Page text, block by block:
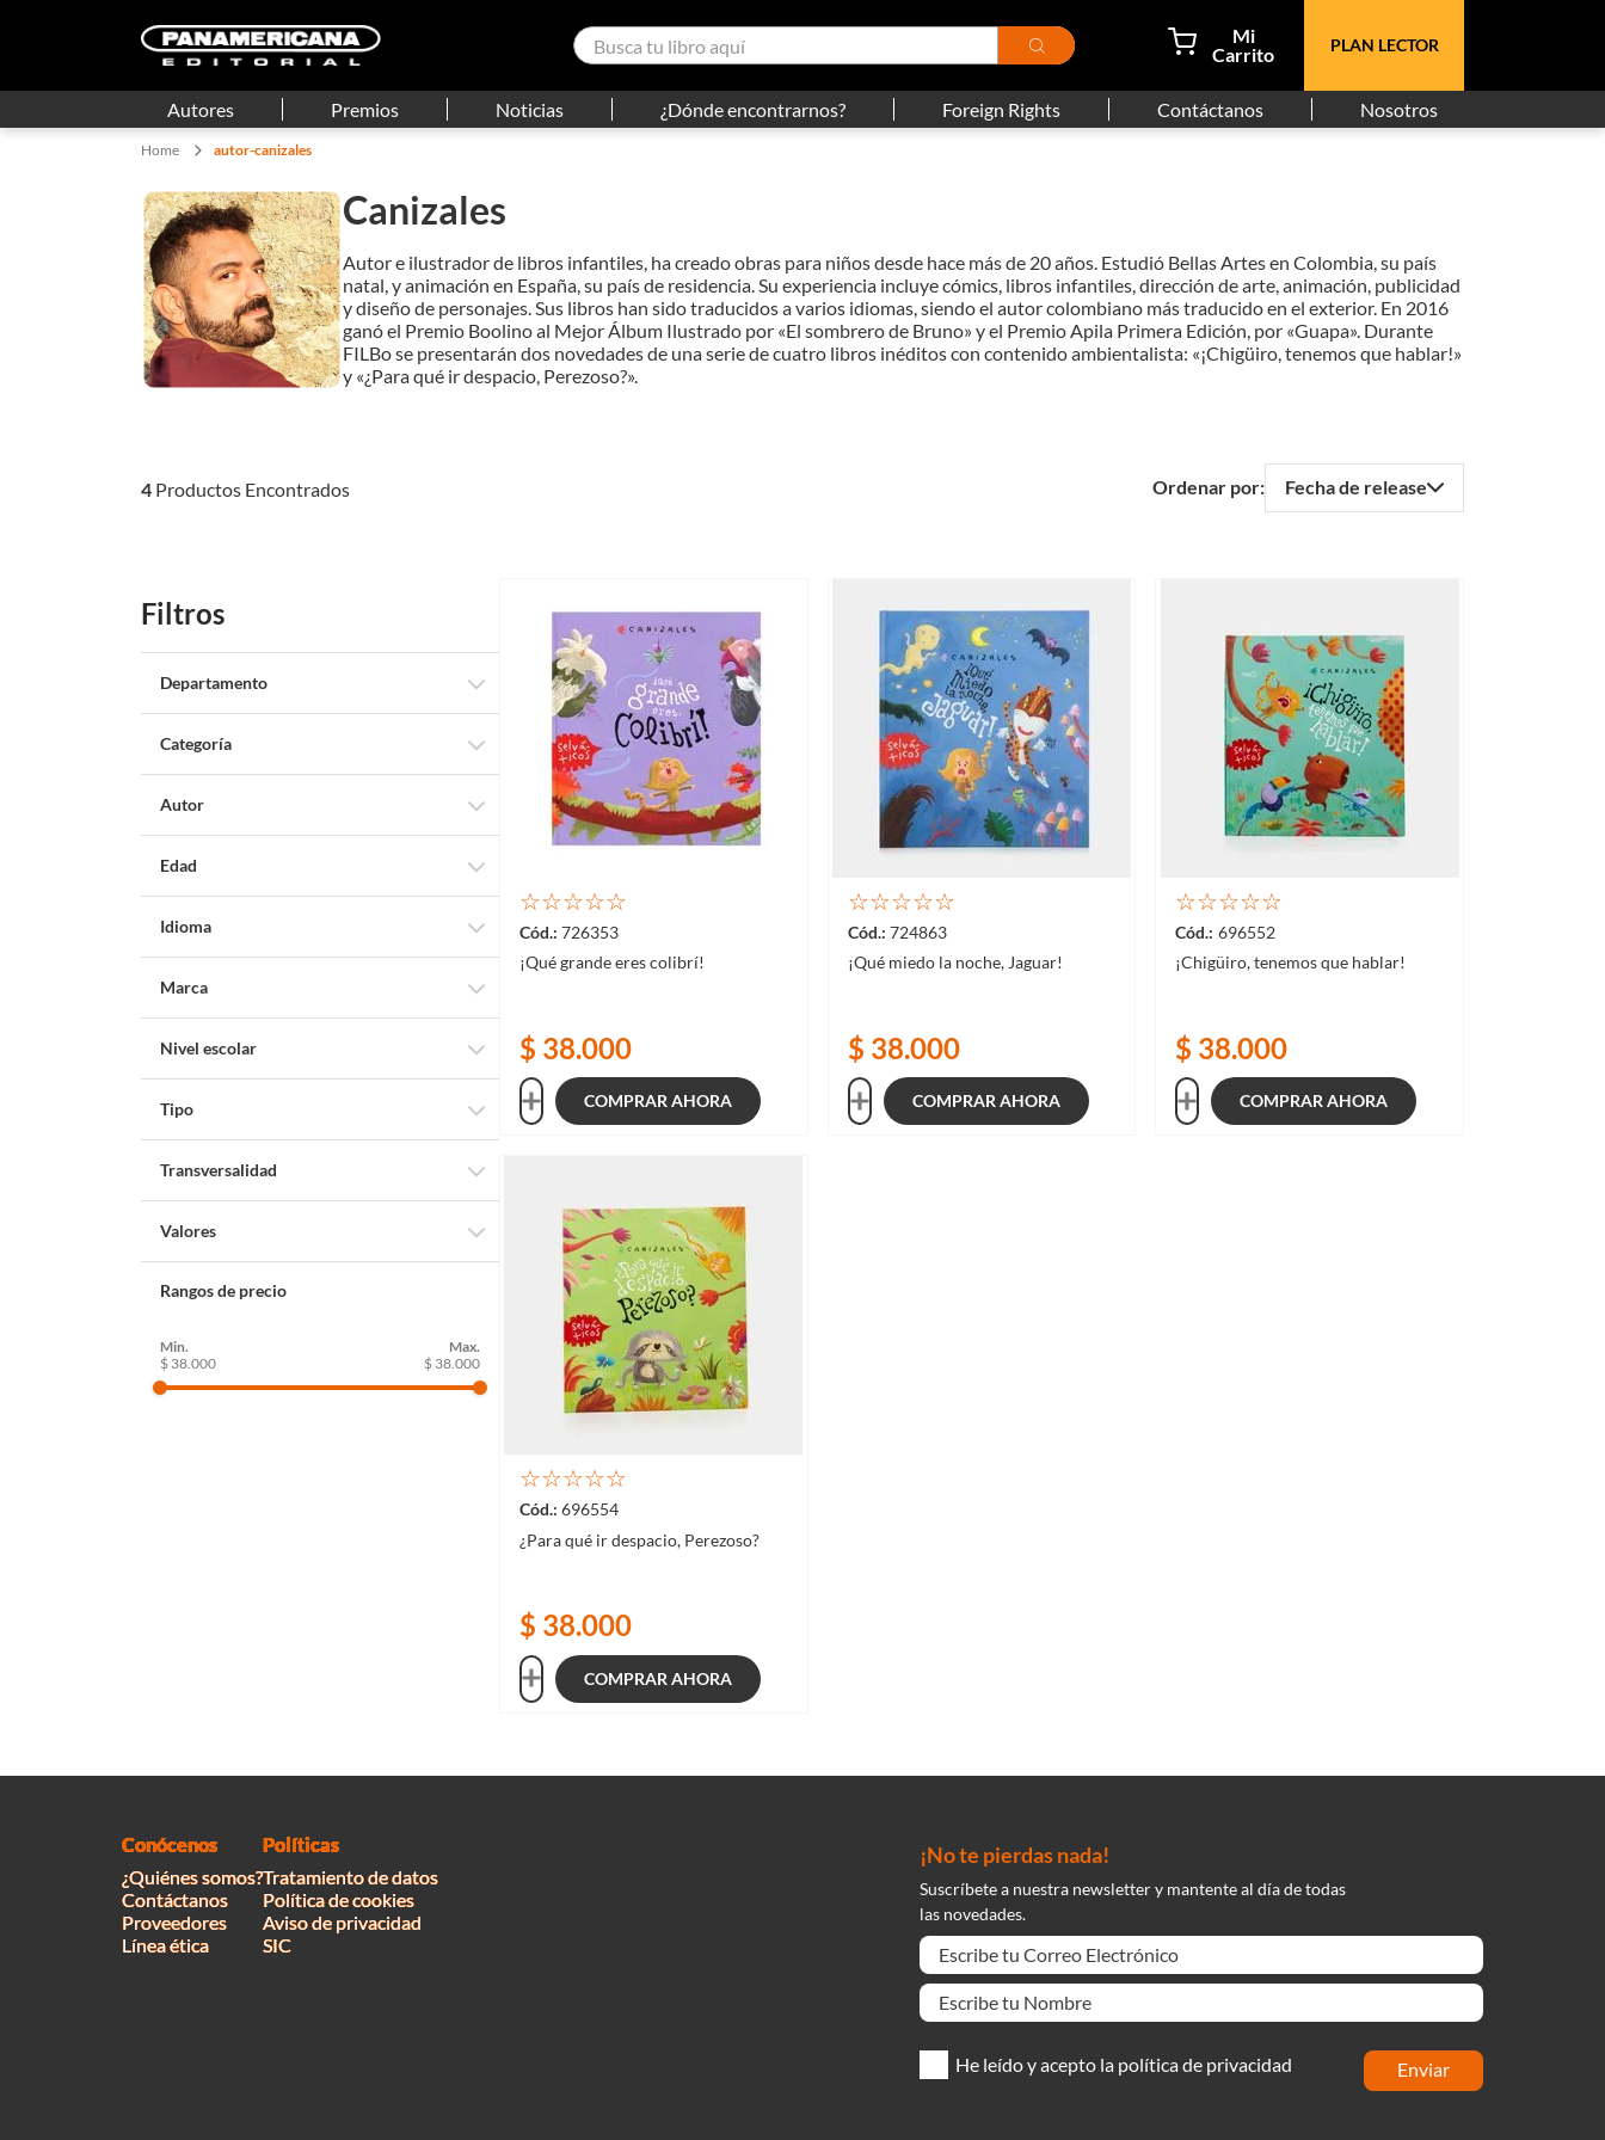
PLAN LECTOR
Autores Premios Noticias ¿Dónde encontrarnos? Foreign Rights Contáctanos Nosotros
autor-canizales
Canizales
Autor e ilustrador de libros infantiles, ha creado obras para niños desde hace más de 20 años. Estudió Bellas Artes en Colombia, su país
natal, y animación en España, su país de residencia. Su experiencia incluye cómics, libros infantiles, dirección de arte, animación, publicidad
y diseño de personajes. Sus libros han sido traducidos a varios idiomas, siendo el autor colombiano más traducido en el exterior. En 2016
ganó el Premio Boolino al Mejor Álbum Ilustrado por «El sombrero de Bruno» y el Premio Apila Primera Edición, por «Guapa». Durante
FILBo se presentarán dos novedades de una serie de cuatro libros inéditos con contenido ambientalista: «¡Chigüiro, tenemos que hablar!»
y «¿Para qué ir despacio, Perezoso?».
4 Fecha de release
Filtros
Departamento
Categoría
Autor
Edad
Idioma
Marca
Nivel escolar
Tipo
Transversalidad
Español
Valores
Generosidad
Tolerancia
Rangos de precio
$ 38.000 $ 38.000
☆☆☆☆☆
726353
¡Qué grande eres colibrí!
$ 38.000
COMPRAR AHORA
☆☆☆☆☆
724863
¡Qué miedo la noche, Jaguar!
$ 38.000
COMPRAR AHORA
☆☆☆☆☆
696552
¡Chigüiro, tenemos que hablar!
$ 38.000
COMPRAR AHORA
☆☆☆☆☆
696554
¿Para qué ir despacio, Perezoso?
$ 38.000
COMPRAR AHORA
Conócenos
¿Quiénes somos?
Contáctanos
Proveedores
Línea ética
Políticas
Tratamiento de datos
Política de cookies
Aviso de privacidad
SIC
¡No te pierdas nada!
Suscríbete a nuestra newsletter y mantente al día de todas
las novedades.
He leído y acepto la política de privacidad enviar